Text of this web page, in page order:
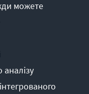
даних
можете
аналізу